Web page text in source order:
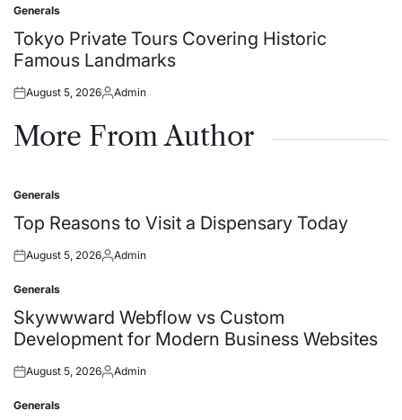
Posted
in
Generals
Tokyo Private Tours Covering Historic
Famous Landmarks
Posted
August 5, 2026Posted
Admin
More From Author
Posted
in
Generals
Top Reasons to Visit a Dispensary Today
Posted
August 5, 2026Posted
Admin
Posted
in
Generals
Skywwward Webflow vs Custom
Development for Modern Business Websites
Posted
August 5, 2026Posted
Admin
Posted
Generals